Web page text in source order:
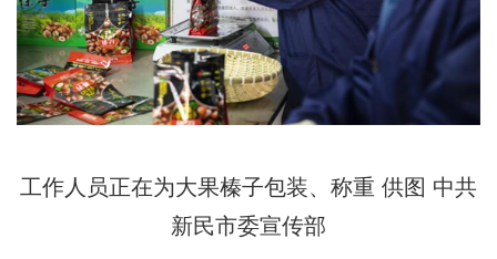
工作人员正在为大果榛子包装、称重 供图 中共
新民市委宣传部